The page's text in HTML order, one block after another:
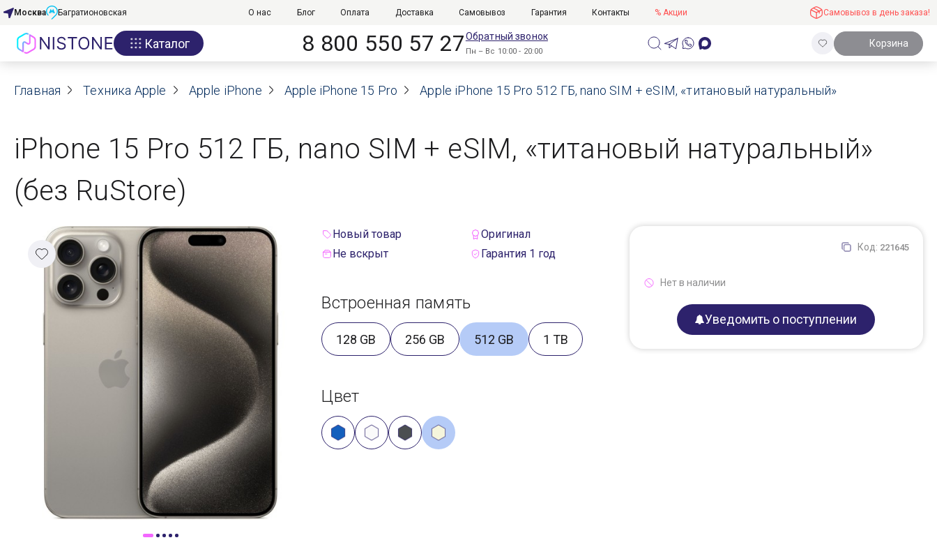
Акции
О нас
Реквизиты
Контакты
Гарантия
Оплата
Москва Багратионовская О нас Блог Оплата Доставка Самовывоз Гарантия Контакты % Акции Самовывоз в день заказа!
Каталог 8 800 550 57 27Обратный звонок
Пн – Вс 10:00 - 20:00
Корзина
Главная Техника Apple Apple iPhone Apple iPhone 15 Pro Apple iPhone 15 Pro 512 ГБ, nano SIM + eSIM, «титановый натуральный»
iPhone 15 Pro 512 ГБ, nano SIM + eSIM, «титановый натуральный»
(без RuStore)
Новый товар
Оригинал
Не вскрыт
Гарантия 1 год
Встроенная память
128 GB 256 GB 512 GB 1 TB
Цвет
Код: 221645
Нет в наличии
Уведомить о поступлении